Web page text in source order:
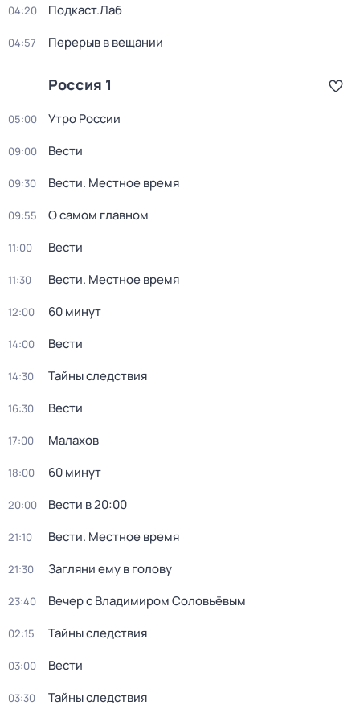
04:20 Подкаст.Лаб
04:57 Перерыв в вещании
Россия 1
05:00 Утро России
09:00 Вести
09:30 Вести. Местное время
09:55 О самом главном
11:00 Вести
11:30 Вести. Местное время
12:00 60 минут
14:00 Вести
14:30 Тайны следствия
16:30 Вести
17:00 Малахов
18:00 60 минут
20:00 Вести в 20:00
21:10 Вести. Местное время
21:30 Загляни ему в голову
23:40 Вечер с Владимиром Соловьёвым
02:15 Тайны следствия
03:00 Вести
03:30 Тайны следствия